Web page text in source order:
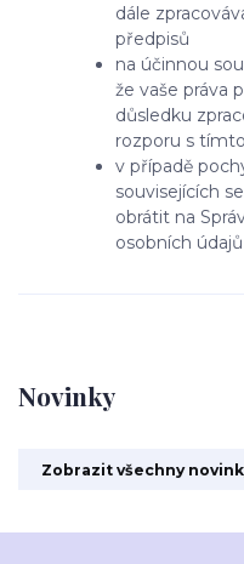
Novinky
Zobrazit všechny
dále
předpisů
na účinnou
že vaše práva
důsledku
rozporu s
v případě
souvisejících
obrátit na
osobních údajů